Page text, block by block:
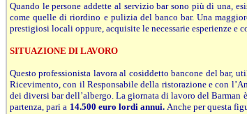
Quando le persone addette al servizio bar sono più di una,
come quelle di riordino e pulizia del banco bar. Una
prestigiosi locali oppure, acquisite le necessarie esperienze e
SITUAZIONE DI LAVORO
Questo professionista lavora al cosiddetto bancone del bar,
Ricevimento, con il Responsabile della ristorazione e con
dei diversi bar dell’albergo. La giornata di lavoro del
partenza, pari a 14.500 euro lordi annui. Anche per questa